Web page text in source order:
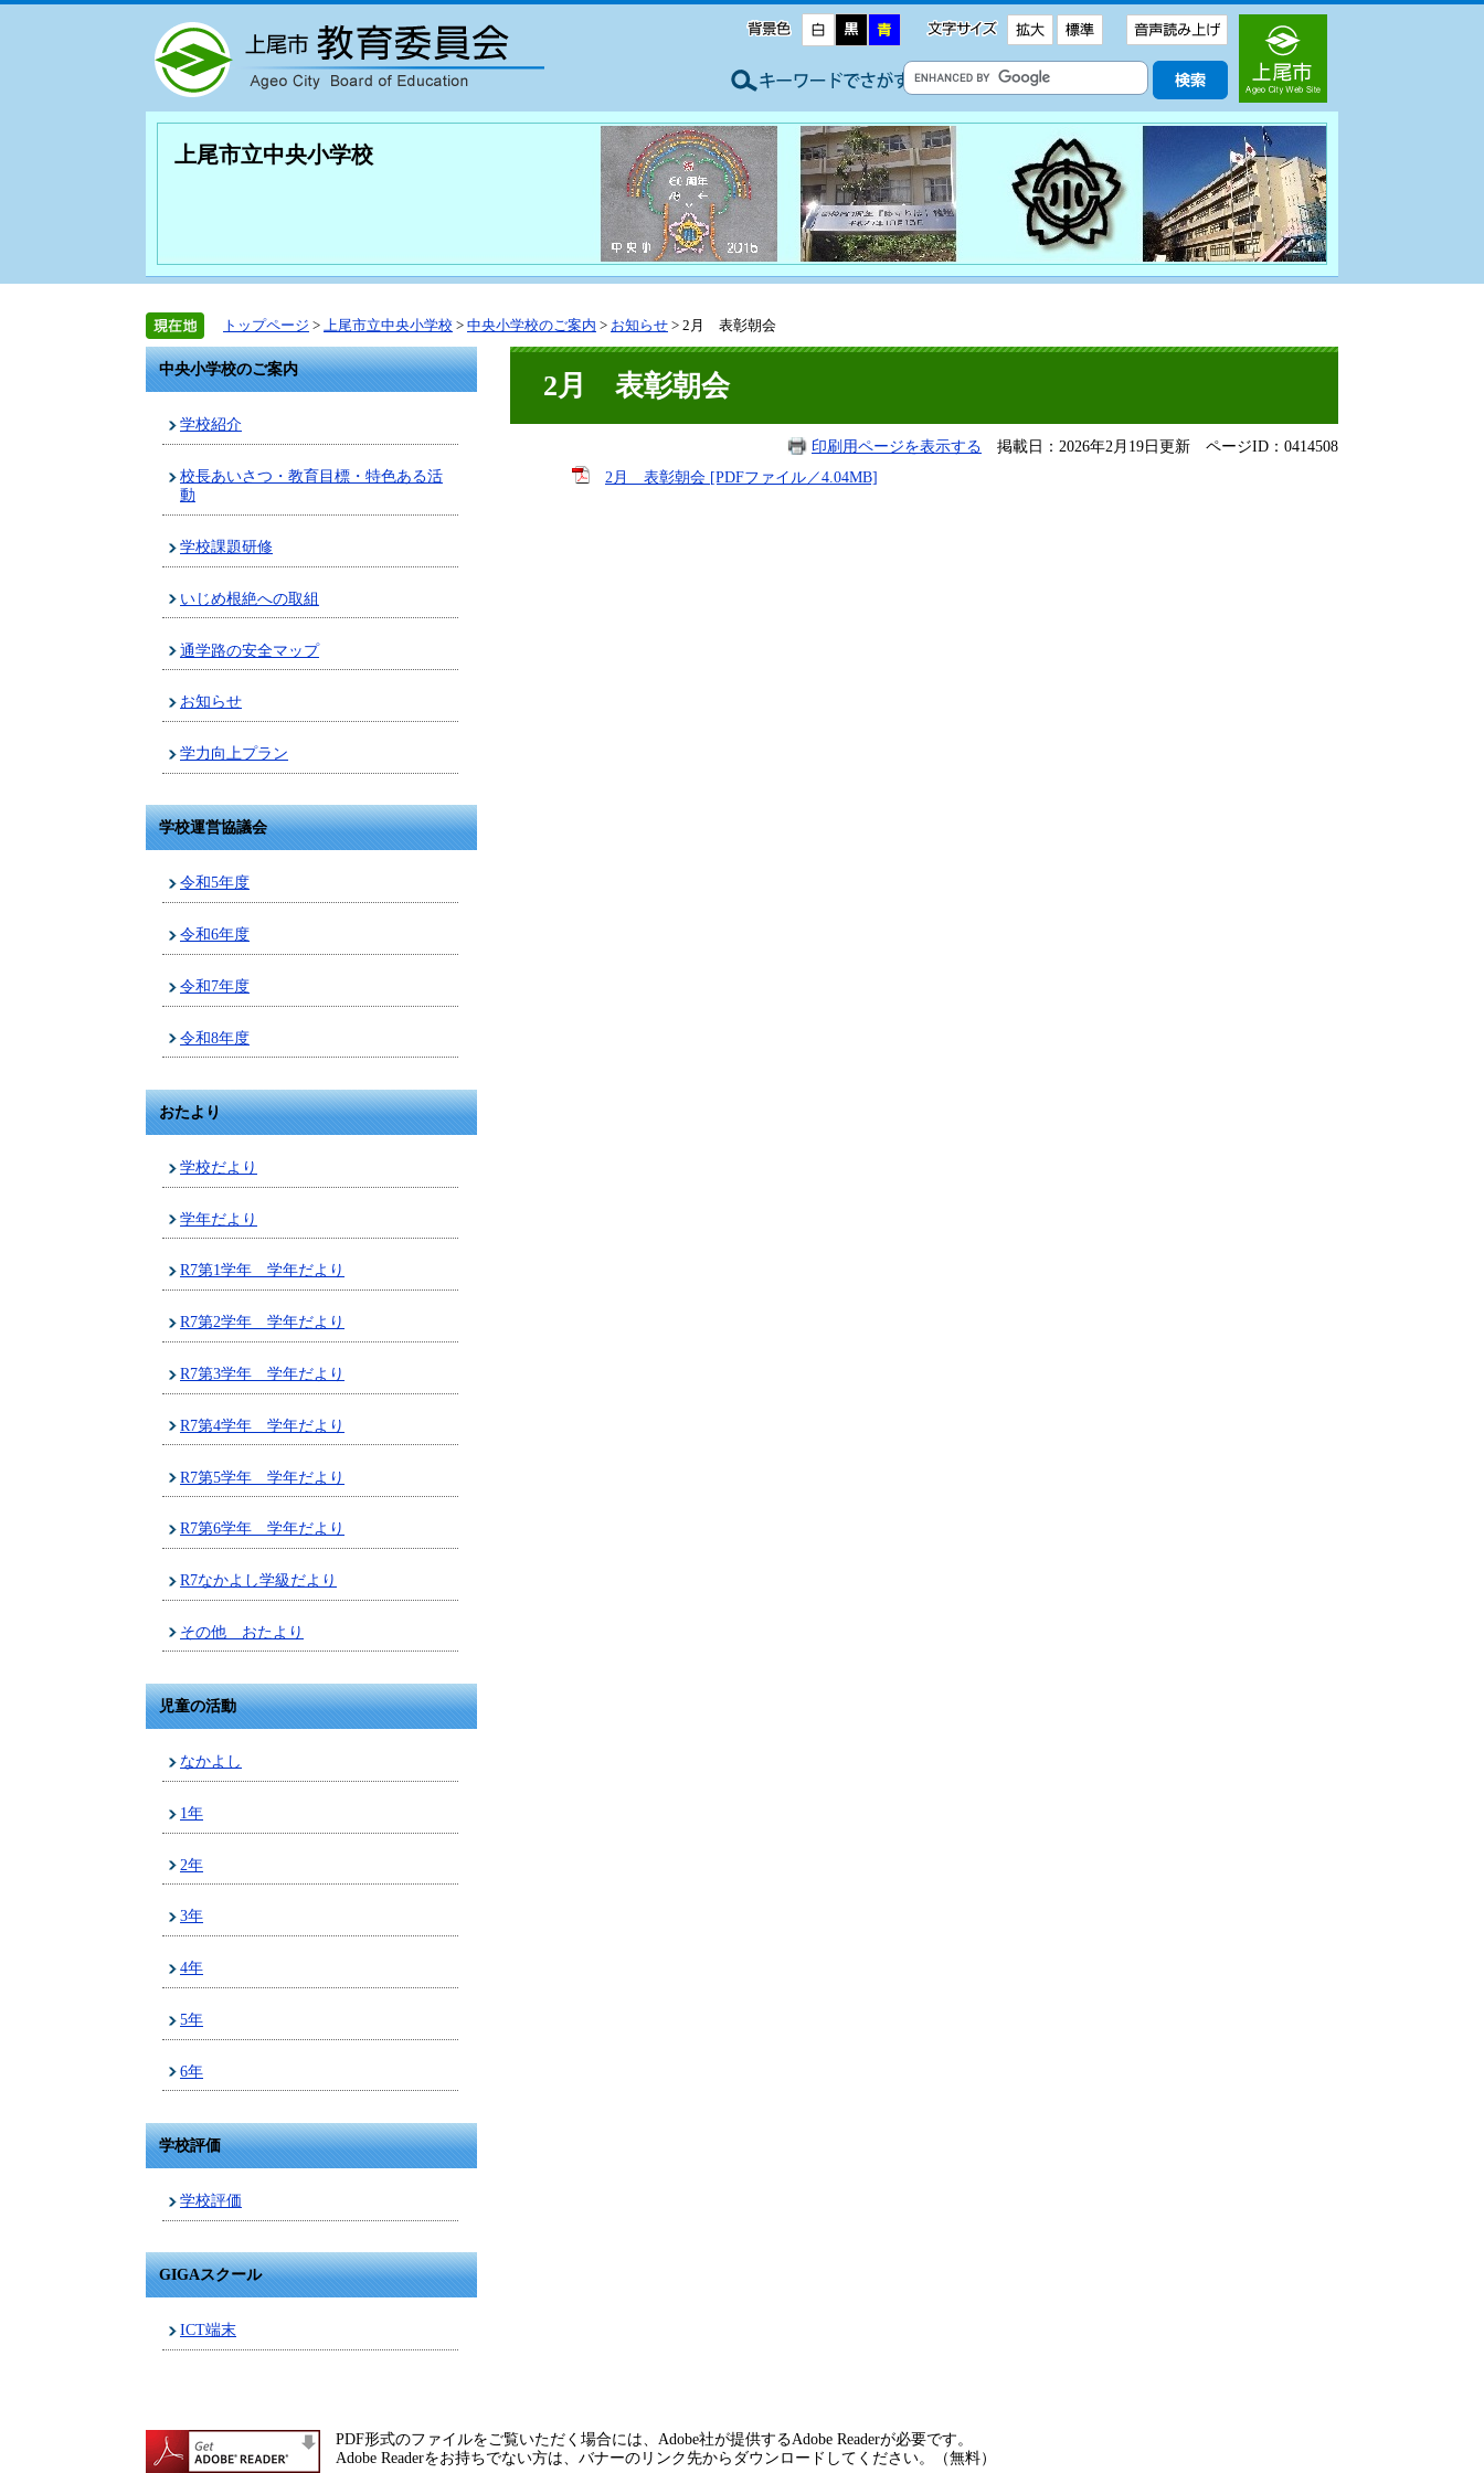
上尾市立中央小学校
トップページ > 上尾市立中央小学校 > 中央小学校のご案内 > お知らせ > 2月 表彰朝会
中央小学校のご案内
学校紹介
校長あいさつ・教育目標・特色ある活
動
学校課題研修
いじめ根絶への取組
通学路の安全マップ
お知らせ
学力向上プラン
学校運営協議会
令和5年度
令和6年度
令和7年度
令和8年度
おたより
学校だより
学年だより
R7第1学年 学年だより
R7第2学年 学年だより
R7第3学年 学年だより
R7第4学年 学年だより
R7第5学年 学年だより
R7第6学年 学年だより
R7なかよし学級だより
その他 おたより
児童の活動
なかよし
1年
2年
3年
4年
5年
6年
学校評価
学校評価
GIGAスクール
ICT端末
2月 表彰朝会
印刷用ページを表示する 掲載日：2026年2月19日更新 ページID：0414508
2月 表彰朝会 [PDFファイル／4.04MB]
PDF形式のファイルをご覧いただく場合には、Adobe社が提供するAdobe Readerが必要です。
Adobe Readerをお持ちでない方は、バナーのリンク先からダウンロードしてください。（無料）